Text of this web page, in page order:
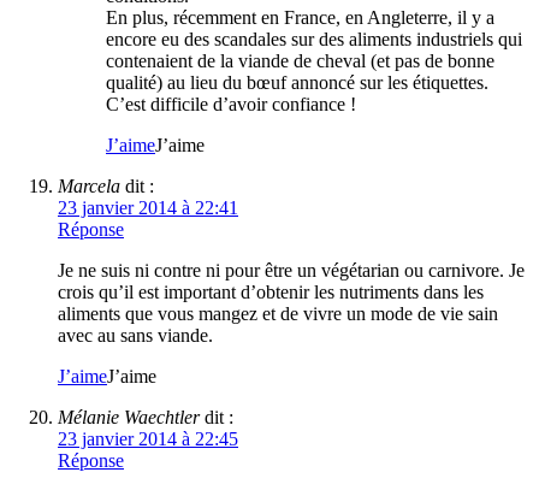
En plus, récemment en France, en Angleterre, il y a
encore eu des scandales sur des aliments industriels qui
contenaient de la viande de cheval (et pas de bonne
qualité) au lieu du bœuf annoncé sur les étiquettes.
C’est difficile d’avoir confiance !
J’aimeJ’aime
Marcela dit :
23 janvier 2014 à 22:41
Réponse
Je ne suis ni contre ni pour être un végétarian ou carnivore. Je
crois qu’il est important d’obtenir les nutriments dans les
aliments que vous mangez et de vivre un mode de vie sain
avec au sans viande.
J’aimeJ’aime
Mélanie Waechtler dit :
23 janvier 2014 à 22:45
Réponse